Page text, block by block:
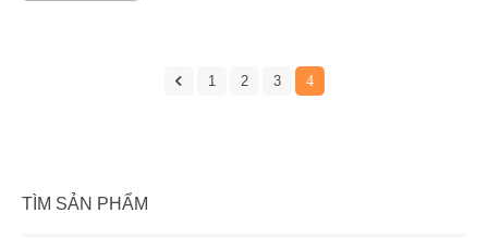
1 2 3 4
TÌM SẢN PHẨM